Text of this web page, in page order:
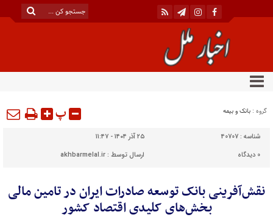
گروه : بانک و بیمه پ
شناسه : 40707
۲۵ آذر ۱۴۰۴ - ۱۱:۴۷
0 دیدگاه ارسال توسط :akhbarmelal.ir
نقش‌آفرینی بانک توسعه صادرات ایران در تامین مالی
بخش‌های کلیدی اقتصاد کشور